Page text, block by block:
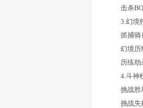
击杀
3.幻境
抓捕骑兽
幻境历练
历练劫杀
4.斗神
挑战胜
挑战失